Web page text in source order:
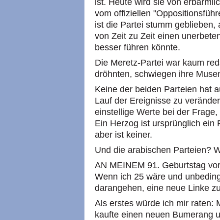
ist. Heute wird sie von
vom offiziellen
ist die Partei stumm
von Zeit zu Zeit einen
besser führen könnte.
Die Meretz-Partei war kaum
dröhnten, schwiegen ihre
Keine der beiden Parteien hat
Lauf der Ereignisse zu
einstellige Werte bei der
Ein Herzog ist ursprünglich ein
aber ist keiner.
Und die arabischen Parteien?
AN MEINEM 91. Geburtstag
Wenn ich 25 wäre und
darangehen, eine neue Linke
Als erstes würde ich mir raten:
kaufte einen neuen Bumerang